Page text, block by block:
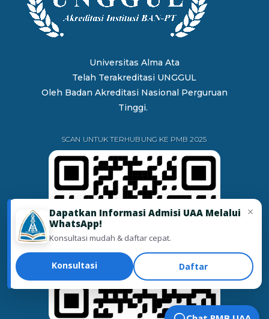
Universitas Alma Ata
Telah Terakreditasi UNGGUL
Oleh Badan Akreditasi Nasional Perguruan
Tinggi.
SCAN UNTUK TERHUBUNG KE PMB 2025
×
Dapatkan Informasi Admisi UAA Melalui
WhatsApp!
Konsultasi mudah & daftar cepat.
Konsultasi Daftar